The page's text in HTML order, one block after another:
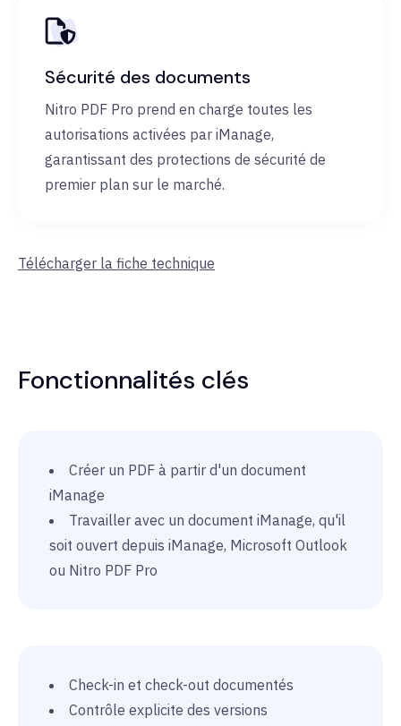
Sécurité des documents
Nitro PDF Pro prend en charge toutes les
autorisations activées par iManage,
garantissant des protections de sécurité de
premier plan sur le marché.
Télécharger la fiche technique
Fonctionnalités clés
Créer un PDF à partir d'un document
iManage
Travailler avec un document iManage, qu'il
soit ouvert depuis iManage, Microsoft Outlook
ou Nitro PDF Pro
Check-in et check-out documentés
Contrôle explicite des versions